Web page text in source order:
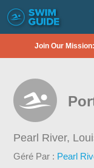
Join Our
Pearl River,
Géré Par : Pearl